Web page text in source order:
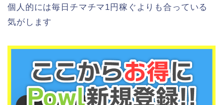
個人的には毎日チマチマ1円稼ぐよりも合っている
気がします